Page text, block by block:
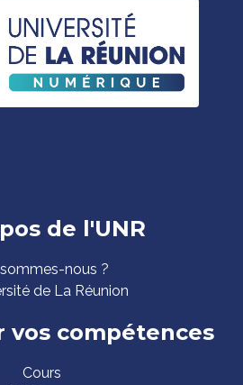
de l'UNR
nous ?
de La Réunion
vos compétences
Cours